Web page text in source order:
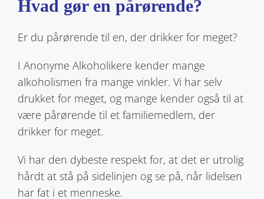
Hvad gør en pårørende?
Er du pårørende til en, der drikker for meget?
I Anonyme Alkoholikere kender mange
alkoholismen fra mange vinkler. Vi har selv
drukket for meget, og mange kender også til at
være pårørende til et familiemedlem, der
drikker for meget.
Vi har den dybeste respekt for, at det er utrolig
hårdt at stå på sidelinjen og se på, når lidelsen
har fat i et menneske.